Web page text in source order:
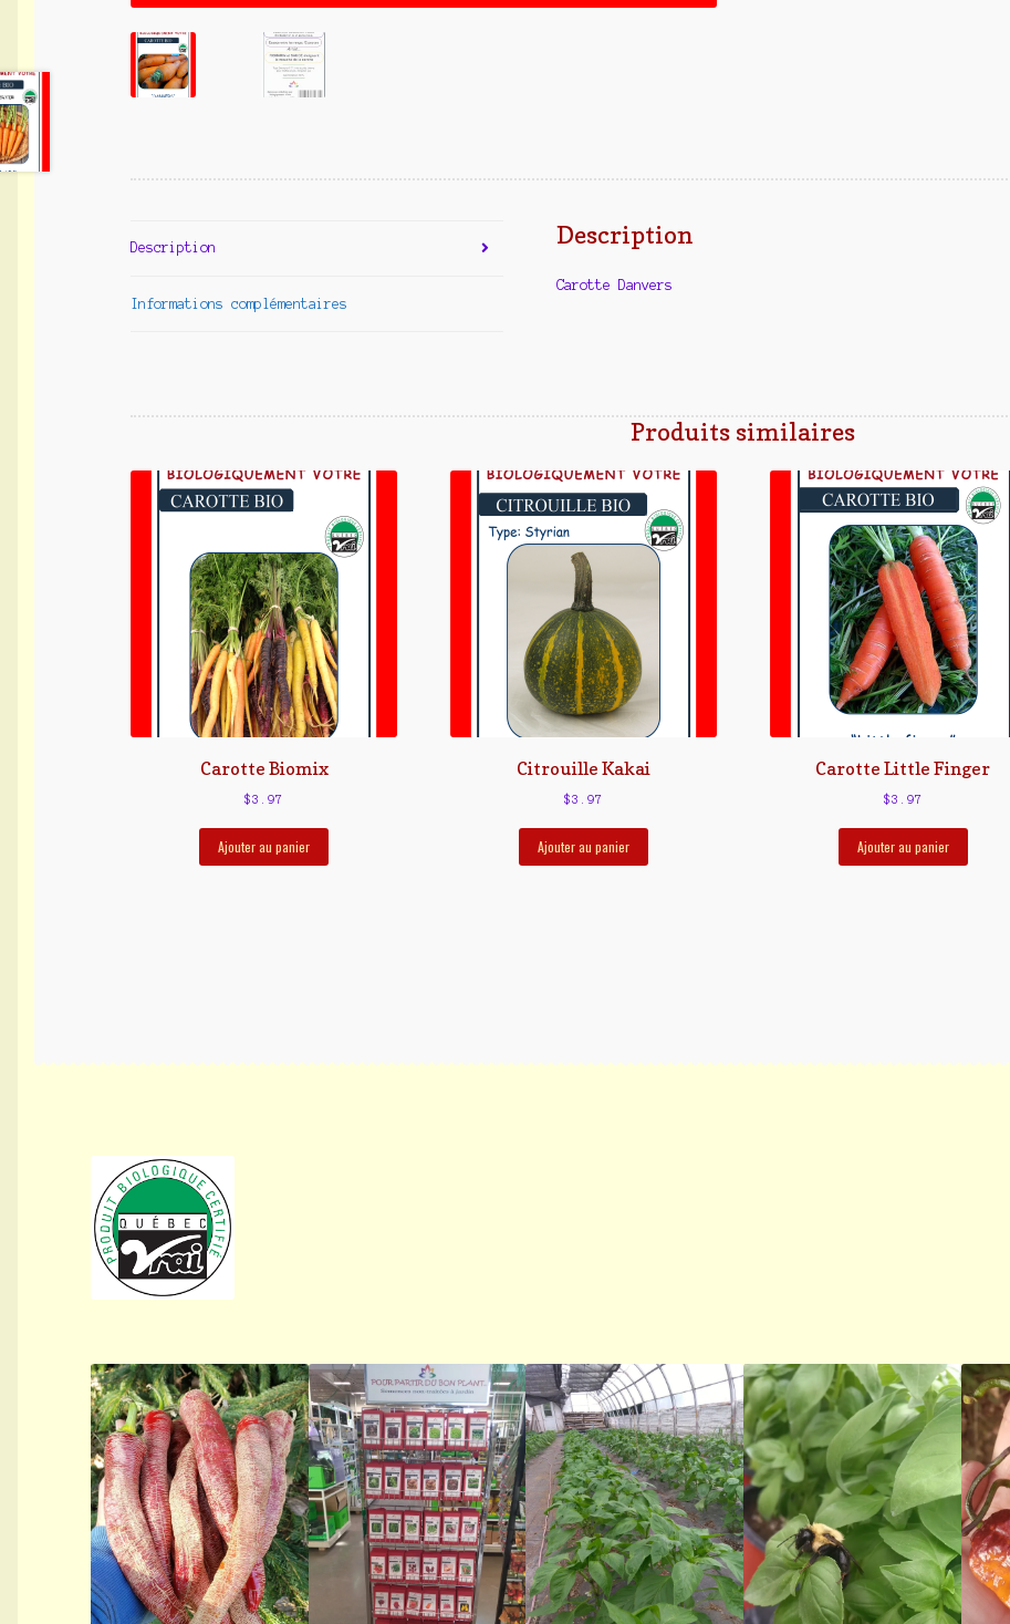
Description
Informations complémentaires
Description
Carotte Danvers
Produits similaires
Carotte Biomix
$3.97
Ajouter au panier
Citrouille Kakai
$3.97
Ajouter au panier
Carotte Little Finger
$3.97
Ajouter au panier